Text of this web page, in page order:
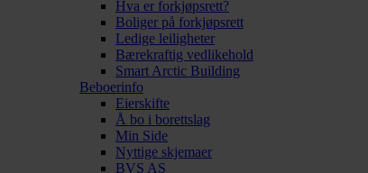
Hva er forkjøpsrett?
Boliger på forkjøpsrett
Ledige leiligheter
Bærekraftig vedlikehold
Smart Arctic Building
Beboerinfo
Eierskifte
Å bo i borettslag
Min Side
Nyttige skjemaer
BVS AS